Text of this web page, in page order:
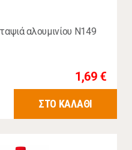
αλουμινίου Ν149
1,69 €
ΣΤΟ ΚΑΛΑΘΙ